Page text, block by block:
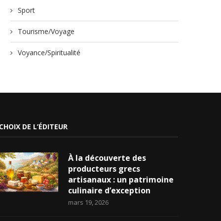
Sport
Tourisme/Voyage
Voyance/Spiritualité
DE L’ÉDITEUR
À la découverte des
producteurs grecs
artisanaux : un patrimoine
culinaire d’exception
mars 19, 2026